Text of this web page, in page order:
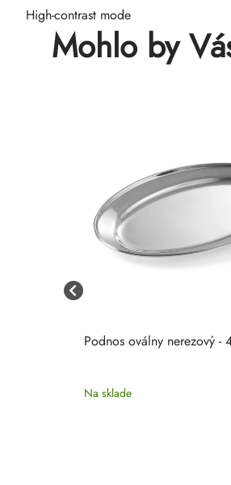
High-contrast mode
Mohlo by
Podnos oválny nerezový -
Na sklade